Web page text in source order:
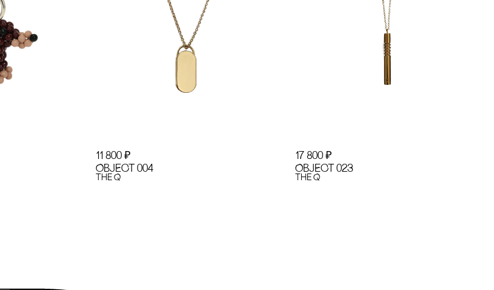
11 800 ₽
OBJECT 004
the Q
17 800 ₽
OBJECT 023
the Q